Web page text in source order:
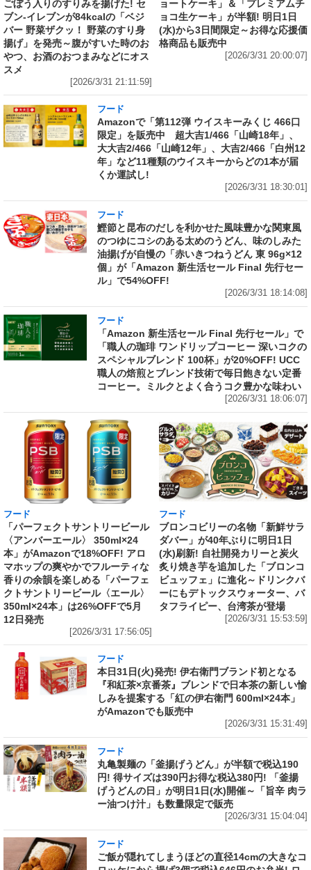
ごぼう入りのすりみを揚げた! セ
ブン‐イレブンが84kcalの「ベジ
バー 野菜ザクッ！ 野菜のすり身
揚げ」を発売～腹がすいた時のお
やつ、お酒のおつまみなどにオス
スメ
[2026/3/31 21:11:59]
ョートケーキ」＆「プレミアムチ
ョコ生ケーキ」が半額! 明日1日
(水)から3日間限定～お得な応援価
格商品も販売中
[2026/3/31 20:00:07]
フード
Amazonで「第112弾 ウイスキーみくじ 466口
限定」を販売中 超大吉1/466「山崎18年」、
大大吉2/466「山崎12年」、大吉2/466「白州12
年」など11種類のウイスキーからどの1本が届
くか運試し!
[2026/3/31 18:30:01]
フード
鰹節と昆布のだしを利かせた風味豊かな関東風
のつゆにコシのある太めのうどん、味のしみた
油揚げが自慢の「赤いきつねうどん 東 96g×12
個」が「Amazon 新生活セール Final 先行セー
ル」で54%OFF!
[2026/3/31 18:14:08]
フード
「Amazon 新生活セール Final 先行セール」で
「職人の珈琲 ワンドリップコーヒー 深いコクの
スペシャルブレンド 100杯」が20%OFF! UCC
職人の焙煎とブレンド技術で毎日飽きない定番
コーヒー。ミルクとよく合うコク豊かな味わい
[2026/3/31 18:06:07]
フード
「パーフェクトサントリービール
〈アンバーエール〉 350ml×24
本」がAmazonで18%OFF! アロ
マホップの爽やかでフルーティな
香りの余韻を楽しめる「パーフェ
クトサントリービール〈エール〉
350ml×24本」は26%OFFで5月
12日発売
[2026/3/31 17:56:05]
フード
ブロンコビリーの名物「新鮮サラ
ダバー」が40年ぶりに明日1日
(水)刷新! 自社開発カリーと炭火
炙り焼き芋を追加した「ブロンコ
ビュッフェ」に進化～ドリンクバ
ーにもデトックスウォーター、バ
タフライピー、台湾茶が登場
[2026/3/31 15:53:59]
フード
本日31日(火)発売! 伊右衛門ブランド初となる
『和紅茶×京番茶』ブレンドで日本茶の新しい愉
しみを提案する「紅の伊右衛門 600ml×24本」
がAmazonでも販売中
[2026/3/31 15:31:49]
フード
丸亀製麺の「釜揚げうどん」が半額で税込190
円! 得サイズは390円お得な税込380円! 「釜揚
げうどんの日」が明日1日(水)開催～「旨辛 肉ラ
ー油つけ汁」も数量限定で販売
[2026/3/31 15:04:04]
フード
ご飯が隠れてしまうほどの直径14cmの大きなコ